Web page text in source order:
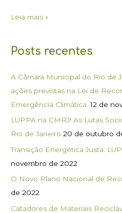
Leia mais »
Posts recentes
A Câmara Municipal do Rio de
ações previstas na Lei de
Emergência Climática. 12 de
LUPPA na CMRJ! As Lutas
Rio de Janeiro 20 de outubro
Transição Energética Justa:
novembro de 2022
O Novo Plano Nacional de
de 2022
Catadores de Materiais